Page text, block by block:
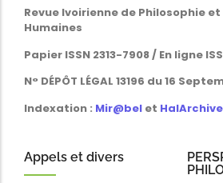
Revue Ivoirienne de Philosophie
Humaines
Papier ISSN 2313-7908 / En ligne
N° DÉPÔT LÉGAL 13196 du 16
Indexation : Mir@bel et HalArchive
Appels et divers